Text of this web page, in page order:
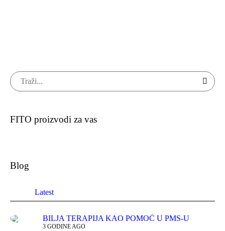
FITO proizvodi za vas
Blog
Latest
BILJA TERAPIJA KAO POMOĆ U PMS-U
3 GODINE AGO